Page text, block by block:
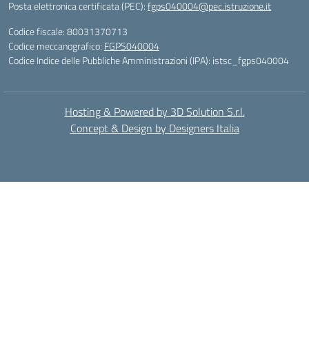
Posta elettronica certificata (PEC):fgps040004@pec.istruzione.it
Codice fiscale: 80031370713
Codice meccanografico: FGPS040004
Codice Indice delle Pubbliche Amministrazioni (IPA): istsc_fgps040004
Hosting & Powered by 3D Solution S.r.l.
Concept & Design by Designers Italia